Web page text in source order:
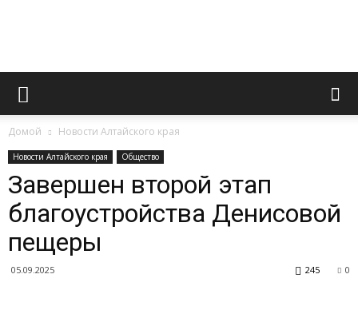
Официальный
газеты
Домой Новости Алтайского края
Новости Алтайского края Общество
Завершен второй этап
благоустройства Денисовой
пещеры
05.09.2025 0
245